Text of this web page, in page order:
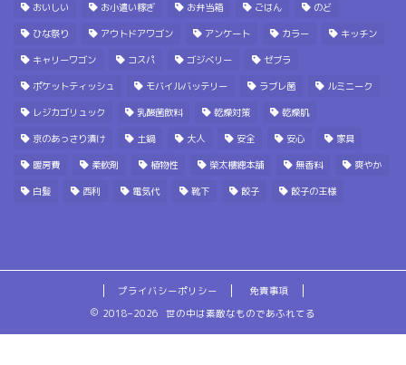
おいしい お小遣い稼ぎ お弁当箱 ごはん のど
ひな祭り アウトドアワゴン アンケート カラー キッチン
キャリーワゴン コスパ ゴジベリー ゼブラ
ポケットティッシュ モバイルバッテリー ラブレ菌 ルミニーク
レジカゴリュック 乳酸菌飲料 乾燥対策 乾燥肌
京のあっさり漬け 土鍋 大人 安全 安心 家具
暖房費 柔軟剤 植物性 榮太樓總本舗 無香料 爽やか
白髪 西利 電気代 靴下 餃子 餃子の王様
プライバシーポリシー
免責事項
2018–2026 世の中は素敵なものであふれてる